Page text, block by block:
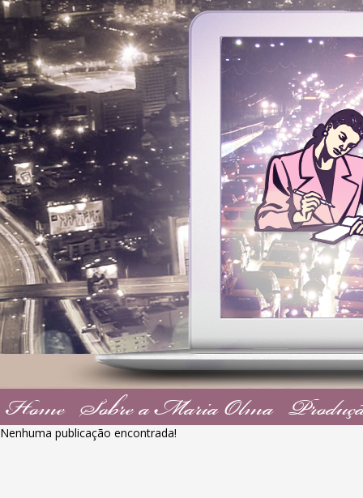
HomeSobre a Maria Olma
Nenhuma publicação encontrada!